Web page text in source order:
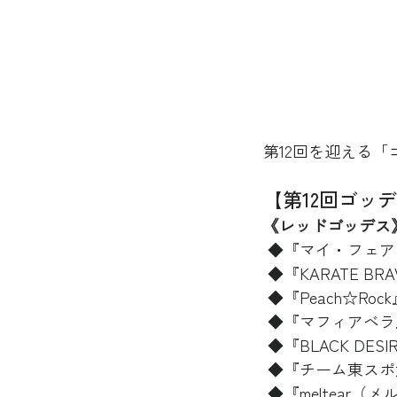
第12回を迎える
【第12回ゴ
《レッドゴッデス
◆『マイ・フェア
◆『KARATE
◆『Peach☆Rock
◆『マフィアベラ
◆『BLACK
◆『チーム東ス